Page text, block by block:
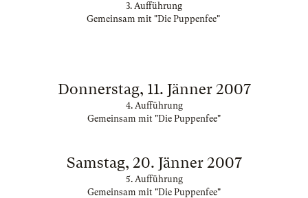
3. Aufführung
Gemeinsam mit "Die Puppenfee"
Donnerstag, 11. Jänner 2007
4. Aufführung
Gemeinsam mit "Die Puppenfee"
Samstag, 20. Jänner 2007
5. Aufführung
Gemeinsam mit "Die Puppenfee"